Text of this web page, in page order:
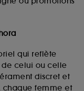
qui reflète
de celui ou celle
discret et
femme et